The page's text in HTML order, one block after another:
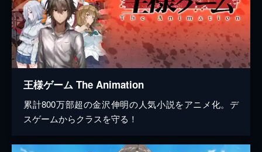
王様ゲーム The Animation
累計800万部超の金沢伸明の人気小説をアニメ化。デ
スゲームからクラスを守る！